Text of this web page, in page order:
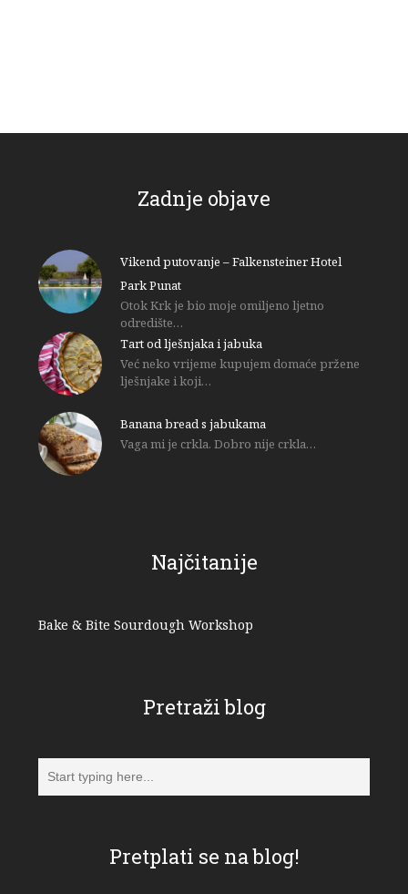
Zadnje objave
Vikend putovanje – Falkensteiner Hotel
Park Punat
Otok Krk je bio moje omiljeno ljetno
odredište…
Tart od lješnjaka i jabuka
Već neko vrijeme kupujem domaće pržene
lješnjake i koji…
Banana bread s jabukama
Vaga mi je crkla. Dobro nije crkla…
Najčitanije
Bake & Bite Sourdough Workshop
Pretraži blog
Pretplati se na blog!